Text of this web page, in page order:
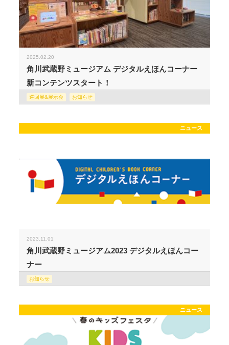
2025.02.20
角川武蔵野ミュージアム デジタルえほんコーナー
新コンテンツスタート！
巡回展&展示会 お知らせ
ニュース
2023.11.01
角川武蔵野ミュージアム2023 デジタルえほんコー
ナー
お知らせ
ニュース